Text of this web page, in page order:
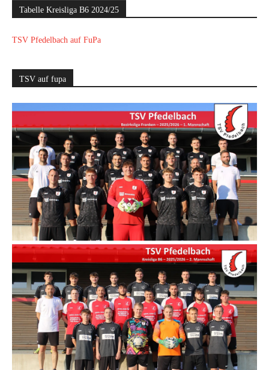
Tabelle Kreisliga B6 2024/25
TSV Pfedelbach auf FuPa
TSV auf fupa